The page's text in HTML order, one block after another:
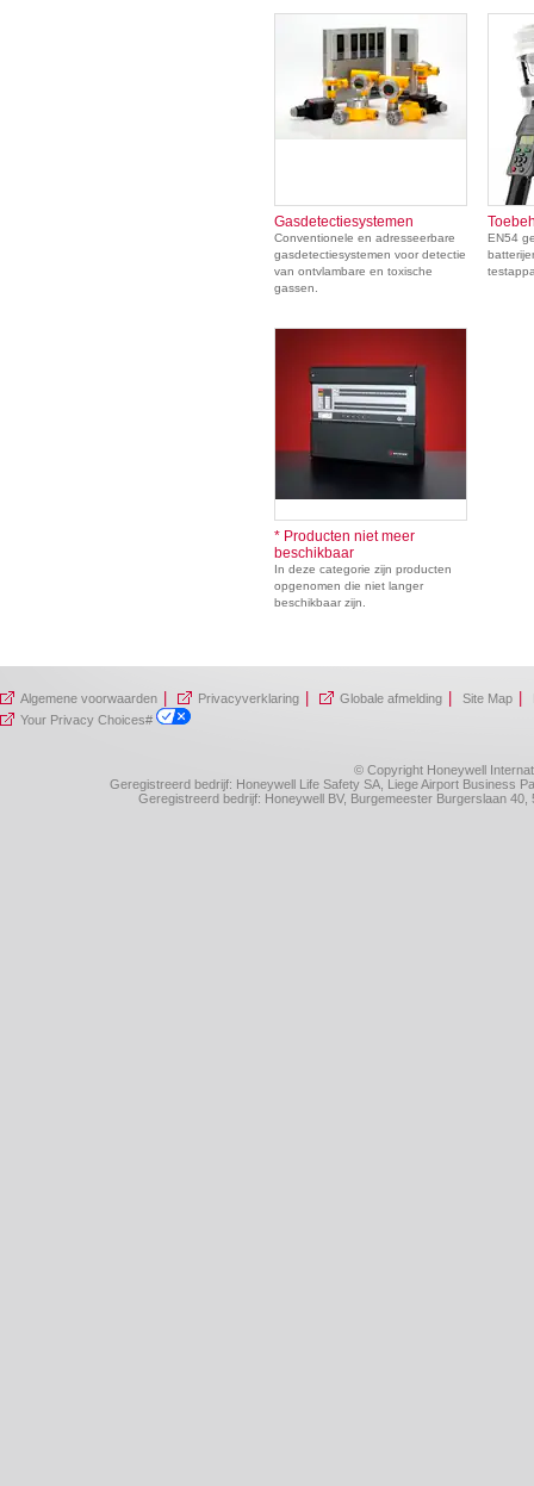
Gasdetectiesystemen
Conventionele en adresseerbare
gasdetectiesystemen voor detectie
van ontvlambare en toxische
gassen.
EN54
* Producten niet meer
beschikbaar
In deze categorie zijn producten
opgenomen die niet langer
beschikbaar zijn.
Algemene voorwaarden Privacyverklaring Globale afmelding Site Map
Your Privacy Choices#
© Copyright Honeywell
Geregistreerd bedrijf: Honeywell Life Safety SA, Liege Airport Business
Geregistreerd bedrijf: Honeywell BV, Burgemeester Burgerslaan